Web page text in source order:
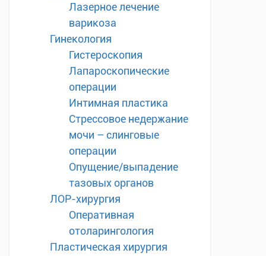
Лазерное лечение
варикоза
Гинекология
Гистероскопия
Лапароскопические
операции
Интимная пластика
Стрессовое недержание
мочи – слинговые
операции
Опущение/выпадение
тазовых органов
ЛОР-хирургия
Оперативная
отоларингология
Пластическая хирургия